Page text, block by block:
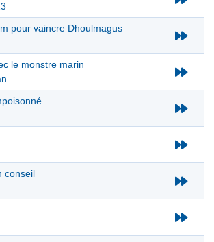
pour vaincre Dhoulmagus
le monstre marin
conseil